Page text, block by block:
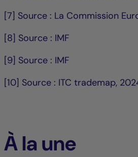
[7] Source : La Commission
[8] Source : IMF
[9] Source : IMF
[10] Source : ITC trademap,
À la une